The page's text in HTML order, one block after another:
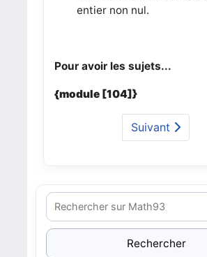
entier non nul.
Pour avoir les sujets...
{module [104]}
Suivant
Rechercher